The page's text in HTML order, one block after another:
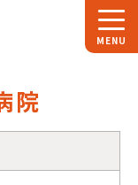
院